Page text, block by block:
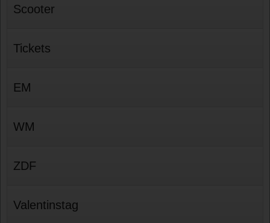
Scooter
Tickets
EM
WM
ZDF
Valentinstag